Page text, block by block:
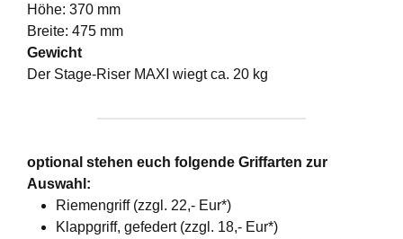
Höhe: 370 mm
Breite: 475 mm
Gewicht
Der Stage-Riser MAXI wiegt ca. 20 kg
optional stehen euch folgende Griffarten zur
Auswahl:
Riemengriff (zzgl. 22,- Eur*)
Klappgriff, gefedert (zzgl. 18,- Eur*)